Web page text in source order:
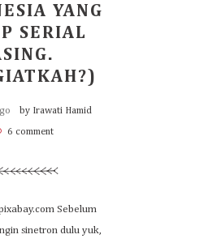
YANG
SERIAL
by Irawati Hamid
6 comment
Sebelum
sinetron dulu yuk,